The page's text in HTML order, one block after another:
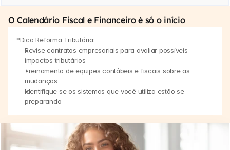
O Calendário Fiscal e Financeiro é só o início
*Dica Reforma Tributária:
Revise contratos empresariais para avaliar possíveis
impactos tributários
Treinamento de equipes contábeis e fiscais sobre as
mudanças
Identifique se os sistemas que você utiliza estão se
preparando